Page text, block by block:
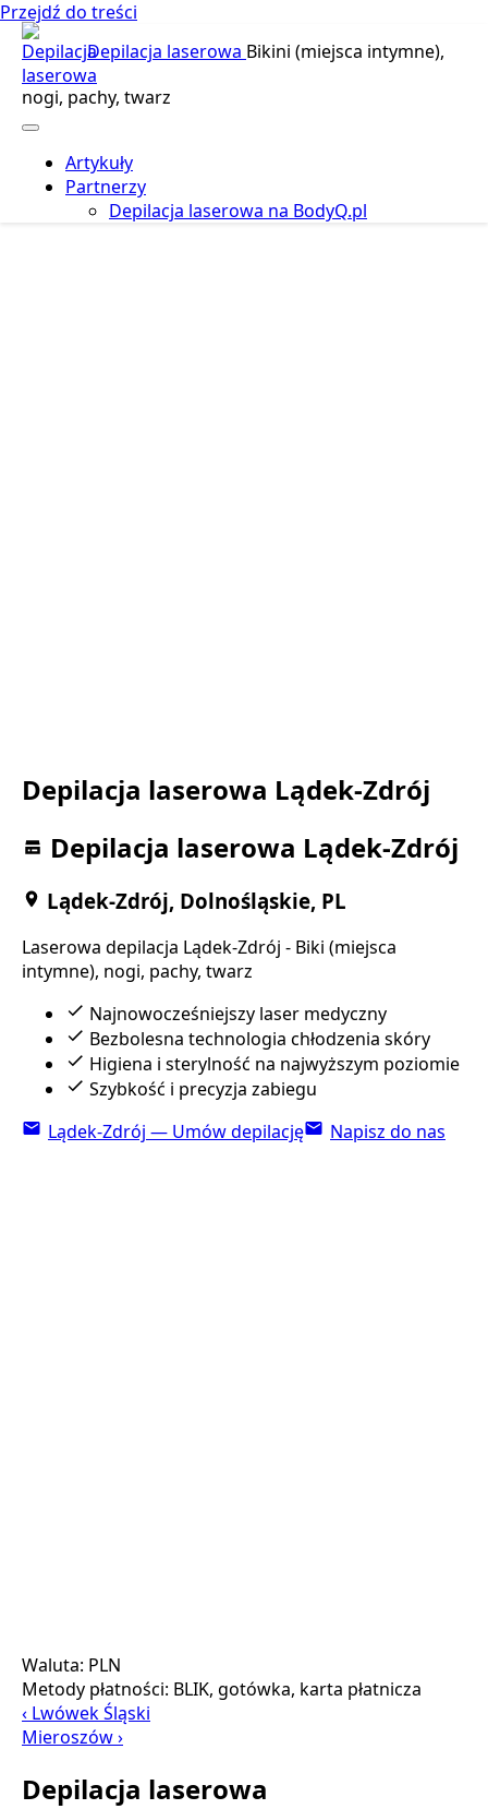
Przejdź do treści
Depilacja laserowa Bikini (miejsca intymne),
nogi, pachy, twarz
Artykuły
Partnerzy
Depilacja laserowa na BodyQ.pl
Depilacja laserowa Lądek-Zdrój
Depilacja laserowa Lądek-Zdrój
Lądek-Zdrój, Dolnośląskie, PL
Laserowa depilacja Lądek-Zdrój - Biki (miejsca
intymne), nogi, pachy, twarz
Najnowocześniejszy laser medyczny
Bezbolesna technologia chłodzenia skóry
Higiena i sterylność na najwyższym poziomie
Szybkość i precyzja zabiegu
Lądek-Zdrój — Umów depilację
Napisz do nas
Waluta: PLN
Metody płatności: BLIK, gotówka, karta płatnicza
‹ Lwówek Śląski
Mieroszów ›
Depilacja laserowa